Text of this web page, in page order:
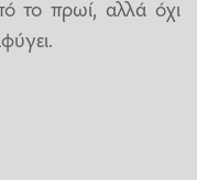
το πρωί, αλλά όχι